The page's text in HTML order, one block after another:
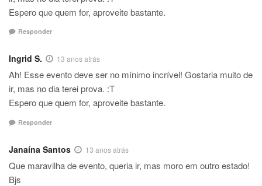
Espero que quem for, aproveite bastante.
Responder
Ingrid S. 13 anos atrás
Ah! Esse evento deve ser no mínimo incrível! Gostaria muito de
ir, mas no dia terei prova. :T
Espero que quem for, aproveite bastante.
Responder
Janaína Santos 13 anos atrás
Que maravilha de evento, queria ir, mas moro em outro estado!
Bjs